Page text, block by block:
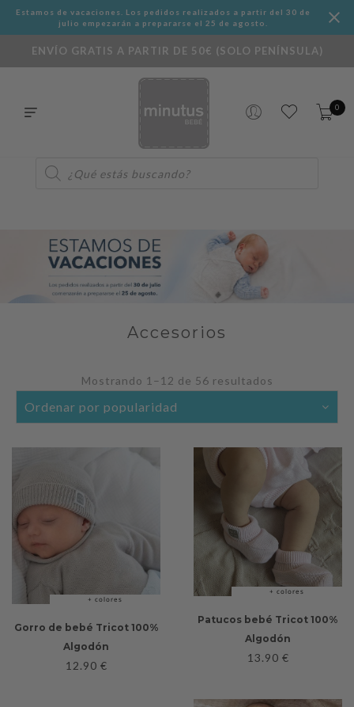
Estamos de vacaciones. Los pedidos realizados a partir del 30 de
julio empezarán a prepararse el 25 de agosto.
ENVÍO GRATIS A PARTIR DE 50€ (SOLO PENÍNSULA)
0
de
productos
Accesorios
Mostrando 1–12 de 56 resultados
Ordenado
+ colores
Gorro de bebé Tricot 100%
Algodón
12.90 €
+ colores
Patucos bebé Tricot 100%
Algodón
13.90 €